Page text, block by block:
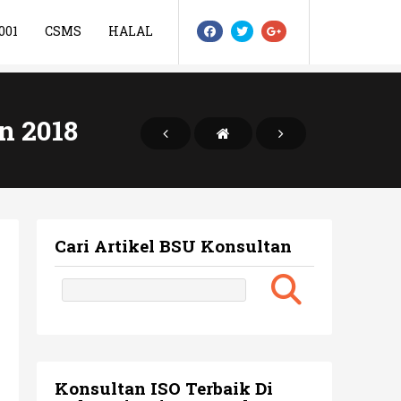
CSMS HALAL
2018
Cari Artikel BSU Konsultan
Konsultan ISO Terbaik Di